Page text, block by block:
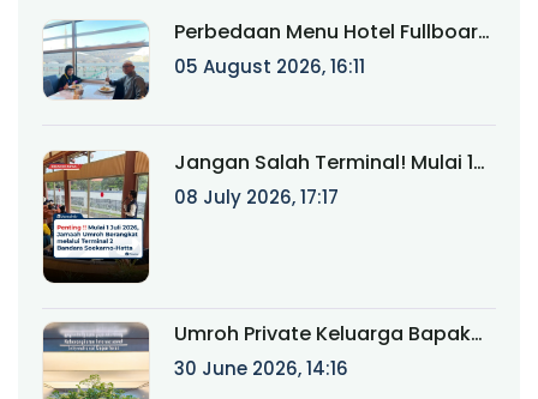
Perbedaan Menu Hotel Fullboard
Internasional dan Fullboard
Fareast untuk Haji & Umroh
05 August 2026, 16:11
Jangan Salah Terminal! Mulai 1
Juli 2026, Jamaah Umroh
Berangkat melalui Terminal 2
08 July 2026, 17:17
Umroh Private Keluarga Bapak
Ainur Rifki: Perjalanan Ibadah
Eksklusif Bersama Munatour
30 June 2026, 14:16